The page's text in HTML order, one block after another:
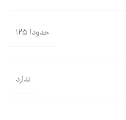
حدودا ۱۲۵
ندارد